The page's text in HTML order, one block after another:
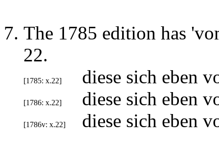
The 1785 edition has
22.
[1785: x.22] diese sich eben
[1786: x.22] diese sich eben
[1786v: x.22] diese sich eben